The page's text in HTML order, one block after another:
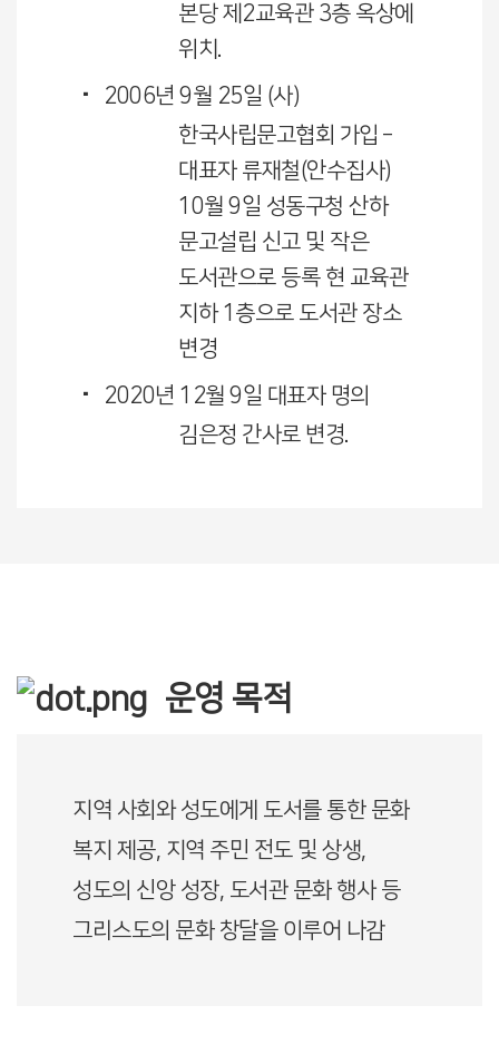
본당 제2교육관 3층 옥상에
위치.
2006년 9월 25일 (사)
한국사립문고협회 가입 –
대표자 류재철(안수집사)
10월 9일 성동구청 산하
문고설립 신고 및 작은
도서관으로 등록 현 교육관
지하 1층으로 도서관 장소
변경
2020년 12월 9일 대표자 명의
김은정 간사로 변경.
운영 목적
지역 사회와 성도에게 도서를 통한 문화
복지 제공, 지역 주민 전도 및 상생,
성도의 신앙 성장, 도서관 문화 행사 등
그리스도의 문화 창달을 이루어 나감